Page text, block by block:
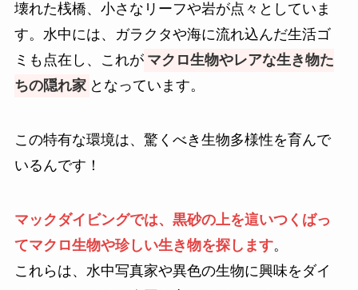
壊れた桟橋、小さなリーフや岩が点々としていま
す。水中には、ガラクタや海に流れ込んだ生活ゴ
ミも点在し、これが マクロ生物やレアな生き物た
ちの隠れ家 となっています。
この特有な環境は、驚くべき生物多様性を育んで
いるんです！
マックダイビングでは、黒砂の上を這いつくばっ
てマクロ生物や珍しい生き物を探します。
これらは、水中写真家や異色の生物に興味をダイ